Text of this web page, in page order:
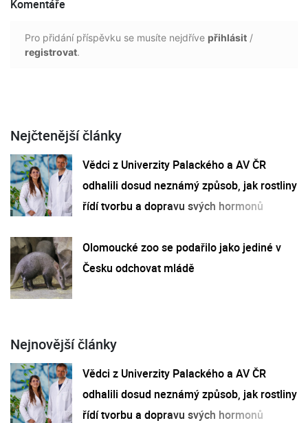
Komentáře
Pro přidání příspěvku se musíte nejdříve přihlásit /
registrovat.
Nejčtenější články
Vědci z Univerzity Palackého a AV ČR
odhalili dosud neznámý způsob, jak rostliny
řídí tvorbu a dopravu svých hormonů
Olomoucké zoo se podařilo jako jediné v
Česku odchovat mládě
Nejnovější články
Vědci z Univerzity Palackého a AV ČR
odhalili dosud neznámý způsob, jak rostliny
řídí tvorbu a dopravu svých hormonů